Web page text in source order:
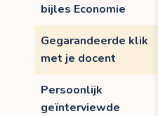
bijles Economie
Gegarandeerde klik
met je docent
Persoonlijk
geïnterviewde